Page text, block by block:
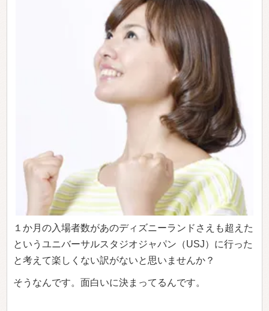
１か月の入場者数があのディズニーランドさえも超えた
というユニバーサルスタジオジャパン（USJ）に行った
と考えて楽しくない訳がないと思いませんか？
そうなんです。面白いに決まってるんです。